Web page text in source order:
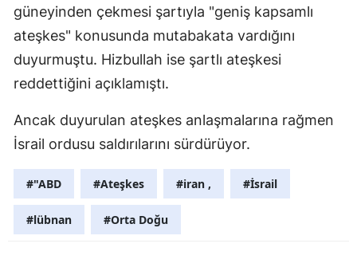
Ardahan
güneyinden çekmesi şartıyla "geniş kapsamlı
ateşkes" konusunda mutabakata vardığını
duyurmuştu. Hizbullah ise şartlı ateşkesi
reddettiğini açıklamıştı.
Ancak duyurulan ateşkes anlaşmalarına rağmen
İsrail ordusu saldırılarını sürdürüyor.
#"ABD #Ateşkes #iran , #İsrail
#lübnan #Orta Doğu